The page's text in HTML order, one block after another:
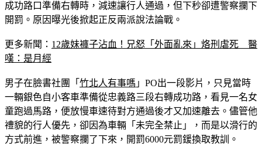
成功路口準備右轉時，減速讓行人通過，但下秒卻遭警察攔下
開罰。原因曝光後掀起正反兩派說法論戰。
更多新聞： 12歲妹褲子沾血！兄怒「外面亂來」烙刑虐死　醫
嘆：是月經
男子在臉書社團「 竹北人有事嗎 」PO出一段影片，只見當時
一輛銀色自小客車準備從忠義路三段右轉成功路，看見一名女
童跑過馬路，便放慢車速待對方通過後才又加速離去。儘管他
禮貌的行人優先，卻因為車輛「未完全禁止」，而是以滑行的
方式前進，被警察攔了下來，開罰6000元罰鍰換取教訓。